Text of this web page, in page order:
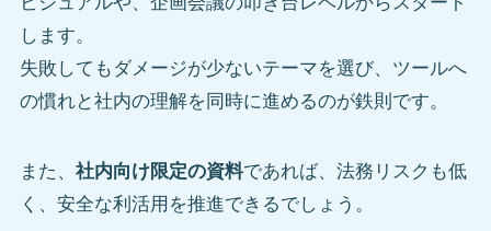
します。
失敗してもダメージが少ないテーマを選び、ツールへ
の慣れと社内の理解を同時に進めるのが鉄則です。
また、 社内向け限定の資料であれば、法務リスクも低
く、安全な利活用を推進できるでしょう。